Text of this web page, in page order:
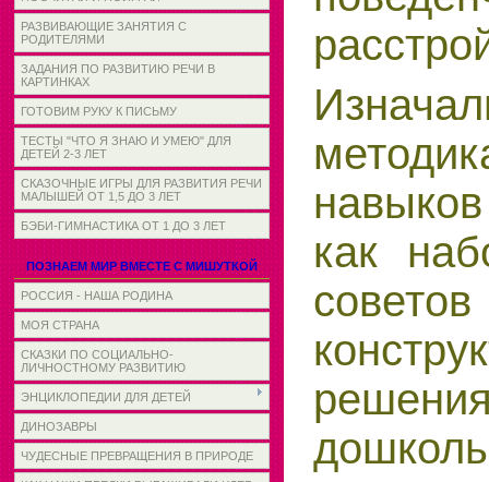
РАЗВИВАЮЩИЕ ЗАНЯТИЯ С
РОДИТЕЛЯМИ
ЗАДАНИЯ ПО РАЗВИТИЮ РЕЧИ В
КАРТИНКАХ
ГОТОВИМ РУКУ К ПИСЬМУ
ТЕСТЫ "ЧТО Я ЗНАЮ И УМЕЮ" ДЛЯ
ДЕТЕЙ 2-3 ЛЕТ
СКАЗОЧНЫЕ ИГРЫ ДЛЯ РАЗВИТИЯ РЕЧИ
МАЛЫШЕЙ ОТ 1,5 ДО 3 ЛЕТ
БЭБИ-ГИМНАСТИКА ОТ 1 ДО 3 ЛЕТ
ПОЗНАЕМ МИР ВМЕСТЕ С МИШУТКОЙ
РОССИЯ - НАША РОДИНА
МОЯ СТРАНА
СКАЗКИ ПО СОЦИАЛЬНО-
ЛИЧНОСТНОМУ РАЗВИТИЮ
ЭНЦИКЛОПЕДИИ ДЛЯ ДЕТЕЙ
ДИНОЗАВРЫ
ЧУДЕСНЫЕ ПРЕВРАЩЕНИЯ В ПРИРОДЕ
как